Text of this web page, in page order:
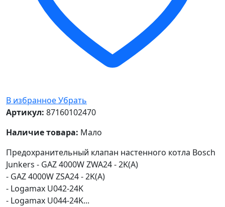
В избранноеУбрать
Артикул: 87160102470
Наличие товара: Мало
Предохранительный клапан настенного котла Bosch
Junkers - GAZ 4000W ZWA24 - 2K(A)
- GAZ 4000W ZSA24 - 2K(A)
- Logamax U042-24K
- Logamax U044-24K...